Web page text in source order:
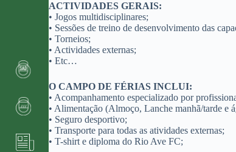
ACTIVIDADES GERAIS:
• Jogos multidisciplinares;
• Sessões de treino de desenvolvimento das
• Torneios;
• Actividades externas;
• Etc…
O CAMPO DE FÉRIAS INCLUI:
• Acompanhamento especializado por
• Alimentação (Almoço, Lanche manhã/tarde e
• Seguro desportivo;
• Transporte para todas as atividades externas;
• T-shirt e diploma do Rio Ave FC;